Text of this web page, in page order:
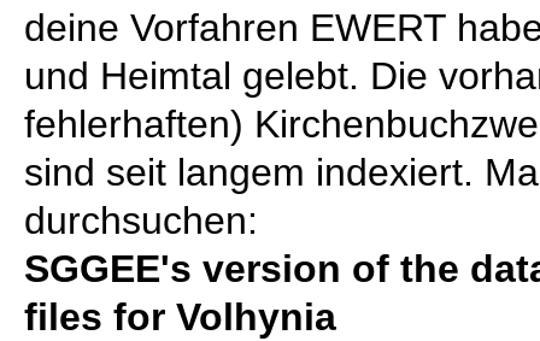
deine Vorfahren EWERT
und Heimtal gelebt. Die
fehlerhaften)
sind seit langem indexiert.
durchsuchen:
SGGEE's version of the
files for Volhynia